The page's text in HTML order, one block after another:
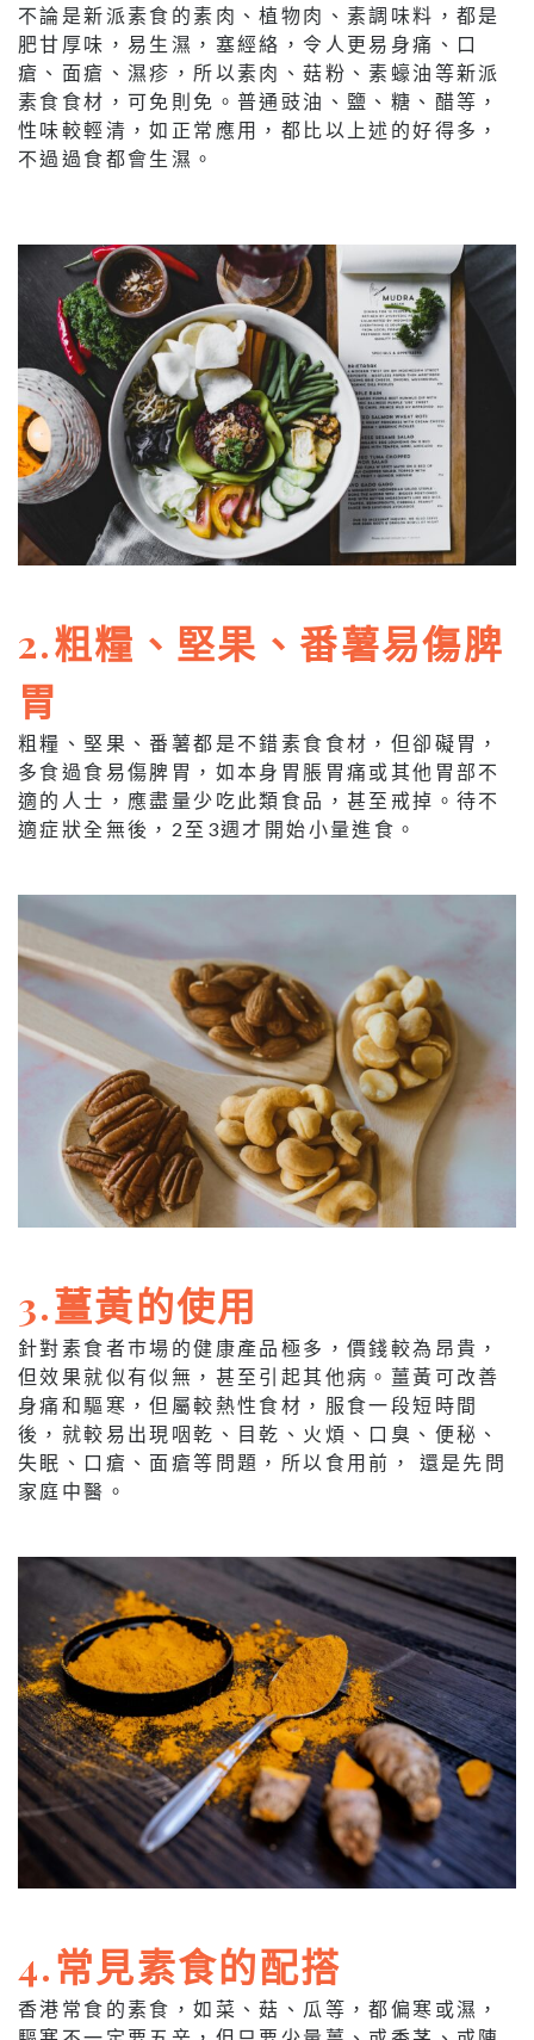
不論是新派素食的素肉、植物肉、素調味料，都是
肥甘厚味，易生濕，塞經絡，令人更易身痛、口
瘡、面瘡、濕疹，所以素肉、菇粉、素蠔油等新派
素食食材，可免則免。普通豉油、鹽、糖、醋等，
性味較輕清，如正常應用，都比以上述的好得多，
不過過食都會生濕。
2.粗糧、堅果、番薯易傷脾
胃
粗糧、堅果、番薯都是不錯素食食材，但卻礙胃，
多食過食易傷脾胃，如本身胃脹胃痛或其他胃部不
適的人士，應盡量少吃此類食品，甚至戒掉。待不
適症狀全無後，2至3週才開始小量進食。
3.薑黃的使用
針對素食者巿場的健康產品極多，價錢較為昂貴，
但效果就似有似無，甚至引起其他病。薑黃可改善
身痛和驅寒，但屬較熱性食材，服食一段短時間
後，就較易出現咽乾、目乾、火煩、口臭、便秘、
失眠、口瘡、面瘡等問題，所以食用前， 還是先問
家庭中醫。
4.常見素食的配搭
香港常食的素食，如菜、菇、瓜等，都偏寒或濕，